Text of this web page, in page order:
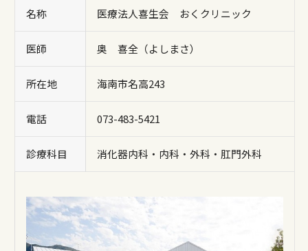
名称 医療法人喜生会 おくクリニック
医師 奥 喜全（よしまさ）
所在地 海南市名高243
電話 073-483-5421
診療科目 消化器内科・内科・外科・肛門外科